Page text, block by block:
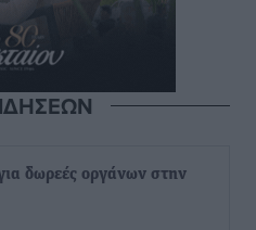
δωρεές οργάνων στην